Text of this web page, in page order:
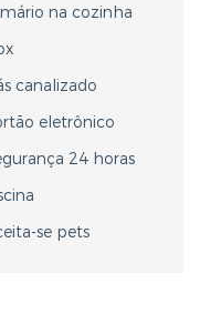
na cozinha
canalizado
eletrônico
24 horas
se pets